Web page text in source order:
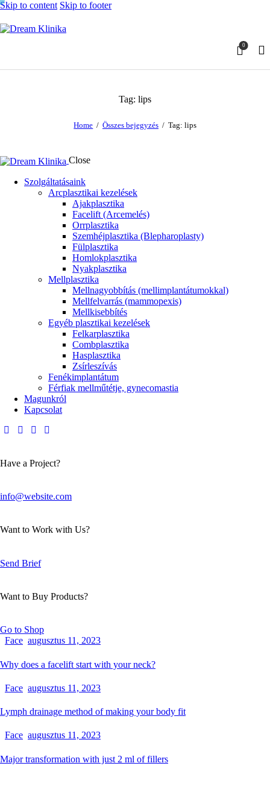
Skip to content Skip to footer
0
Tag: lips
Home Összes bejegyzés Tag: lips
Close
Szolgáltatásaink
Arcplasztikai kezelések
Ajakplasztika
Facelift (Arcemelés)
Orrplasztika
Szemhéjplasztika (Blepharoplasty)
Fülplasztika
Homlokplasztika
Nyakplasztika
Mellplasztika
Mellnagyobbítás (mellimplantátumokkal)
Mellfelvarrás (mammopexis)
Mellkisebbítés
Egyéb plasztikai kezelések
Felkarplasztika
Combplasztika
Hasplasztika
Zsírleszívás
Fenékimplantátum
Férfiak mellműtétje, gynecomastia
Magunkról
Kapcsolat
Have a Project?
info@website.com
Want to Work with Us?
Send Brief
Want to Buy Products?
Go to Shop
Face augusztus 11, 2023
Why does a facelift start with your neck?
Face augusztus 11, 2023
Lymph drainage method of making your body fit
Face augusztus 11, 2023
Major transformation with just 2 ml of fillers